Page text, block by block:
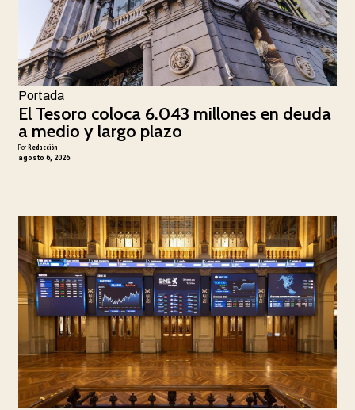
Portada
El Tesoro coloca 6.043 millones en deuda
a medio y largo plazo
PorRedacción
agosto 6, 2026